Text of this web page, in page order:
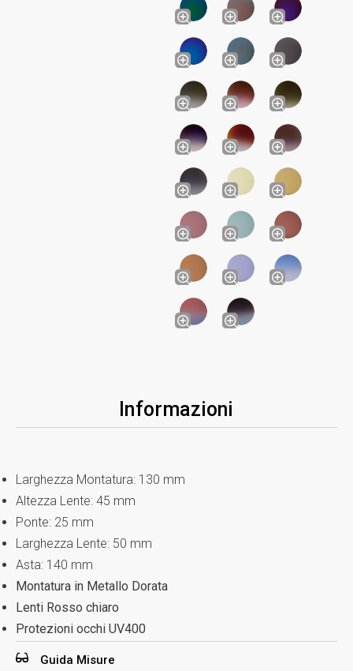
Informazioni
Larghezza Montatura: 130 mm
Altezza Lente: 45 mm
Ponte: 25 mm
Larghezza Lente: 50 mm
Asta: 140 mm
Montatura in Metallo Dorata
Lenti Rosso chiaro
Protezioni occhi UV400
Guida Misure